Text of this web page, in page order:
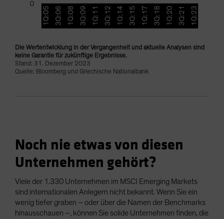
Die Wertentwicklung in der Vergangenheit und aktuelle Analysen sind
keine Garantie für zukünftige Ergebnisse.
Stand: 31. Dezember 2023
Quelle: Bloomberg und Griechische Nationalbank
Noch nie etwas von diesen
Unternehmen gehört?
Viele der 1.330 Unternehmen im MSCI Emerging Markets
sind internationalen Anlegern nicht bekannt. Wenn Sie ein
wenig tiefer graben – oder über die Namen der Benchmarks
hinausschauen –, können Sie solide Unternehmen finden, die